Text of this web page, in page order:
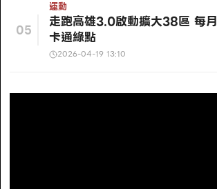
05
運動
走跑高雄3.0啟動擴大38區 每
卡通綠點
2026-04-19 13:10